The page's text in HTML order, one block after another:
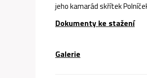
jeho kamarád skřítek
Dokumenty ke stažení
Galerie